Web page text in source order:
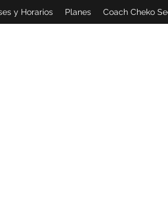
y Horarios Planes Coach Cheko